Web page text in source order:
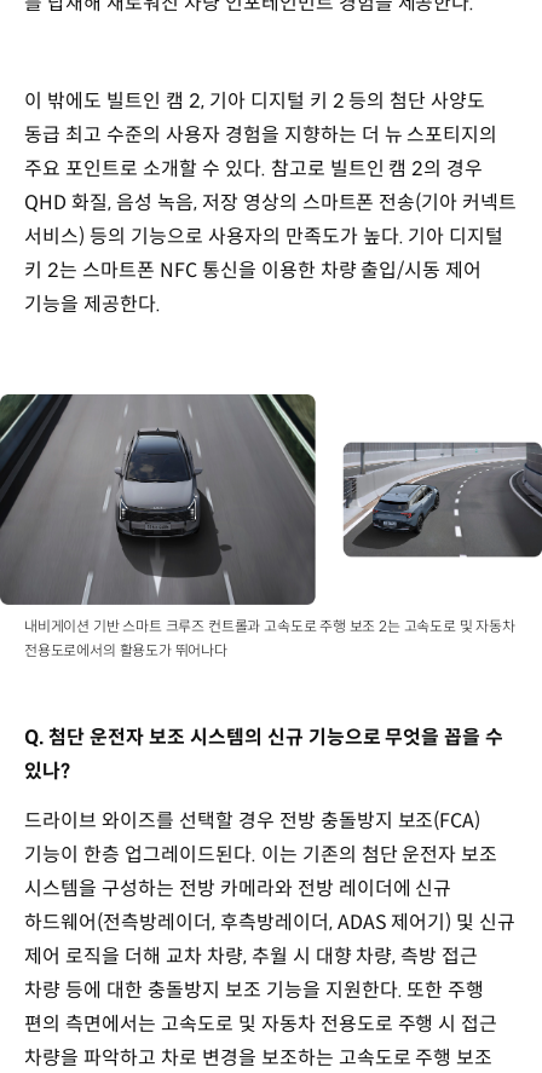
이 밖에도 빌트인 캠 2, 기아 디지털 키 2 등의 첨단 사양도
동급 최고 수준의 사용자 경험을 지향하는 더 뉴 스포티지의
주요 포인트로 소개할 수 있다. 참고로 빌트인 캠 2의 경우
QHD 화질, 음성 녹음, 저장 영상의 스마트폰 전송(기아 커넥트
서비스) 등의 기능으로 사용자의 만족도가 높다. 기아 디지털
키 2는 스마트폰 NFC 통신을 이용한 차량 출입/시동 제어
기능을 제공한다.
내비게이션 기반 스마트 크루즈 컨트롤과 고속도로 주행 보조 2는 고속도로 및 자동차
전용도로에서의 활용도가 뛰어나다
Q. 첨단 운전자 보조 시스템의 신규 기능으로 무엇을 꼽을 수
있나?
드라이브 와이즈를 선택할 경우 전방 충돌방지 보조(FCA)
기능이 한층 업그레이드된다. 이는 기존의 첨단 운전자 보조
시스템을 구성하는 전방 카메라와 전방 레이더에 신규
하드웨어(전측방레이더, 후측방레이더, ADAS 제어기) 및 신규
제어 로직을 더해 교차 차량, 추월 시 대향 차량, 측방 접근
차량 등에 대한 충돌방지 보조 기능을 지원한다. 또한 주행
편의 측면에서는 고속도로 및 자동차 전용도로 주행 시 접근
차량을 파악하고 차로 변경을 보조하는 고속도로 주행 보조